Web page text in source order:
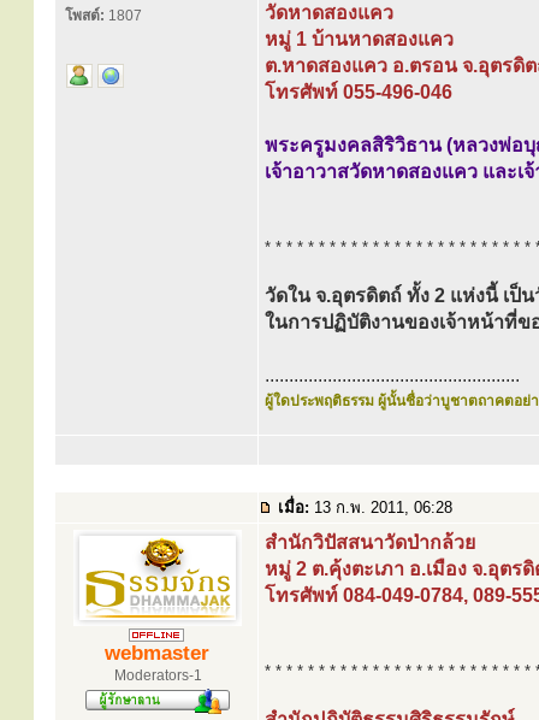
โพสต์: 1807
วัดหาดสองแคว
หมู่ 1 บ้านหาดสองแคว
ต.หาดสองแคว อ.ตรอน จ.อุตรดิต
โทรศัพท์ 055-496-046
พระครูมงคลสิริวิธาน (หลวงพ่อบุ
เจ้าอาวาสวัดหาดสองแคว และ
* * * * * * * * * * * * * * * * * * * * * * * * *
วัดใน จ.อุตรดิตถ์ ทั้ง 2 แห่งนี้ เป็
ในการปฏิบัติงานของเจ้าหน้าที่
.....................................................
ผู้ใดประพฤติธรรม ผู้นั้นชื่อว่าบูชาตถาคตอย่า
เมื่อ: 13 ก.พ. 2011, 06:28
webmaster
Moderators-1
สำนักวิปัสสนาวัดป่ากล้วย
หมู่ 2 ต.คุ้งตะเภา อ.เมือง จ.อุตร
โทรศัพท์ 084-049-0784, 089-
* * * * * * * * * * * * * * * * * * * * * * * * *